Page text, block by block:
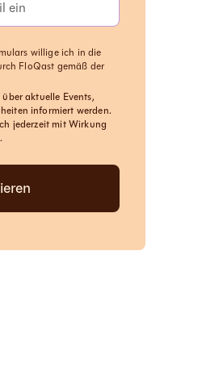
willige ich in die
FloQast gemäß der
aktuelle Events,
informiert werden.
jederzeit mit Wirkung